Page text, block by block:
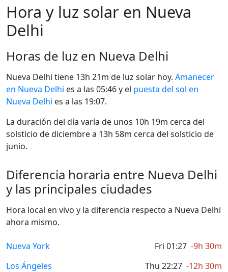
Hora y luz solar en Nueva
Delhi
Horas de luz en Nueva Delhi
Nueva Delhi tiene 13h 21m de luz solar hoy. Amanecer
en Nueva Delhi es a las 05:46 y el puesta del sol en
Nueva Delhi es a las 19:07.
La duración del día varía de unos 10h 19m cerca del
solsticio de diciembre a 13h 58m cerca del solsticio de
junio.
Diferencia horaria entre Nueva Delhi
y las principales ciudades
Hora local en vivo y la diferencia respecto a Nueva Delhi
ahora mismo.
Nueva York Fri 01:27 -9h 30m
Los Ángeles
Thu 22:27 -12h 30m